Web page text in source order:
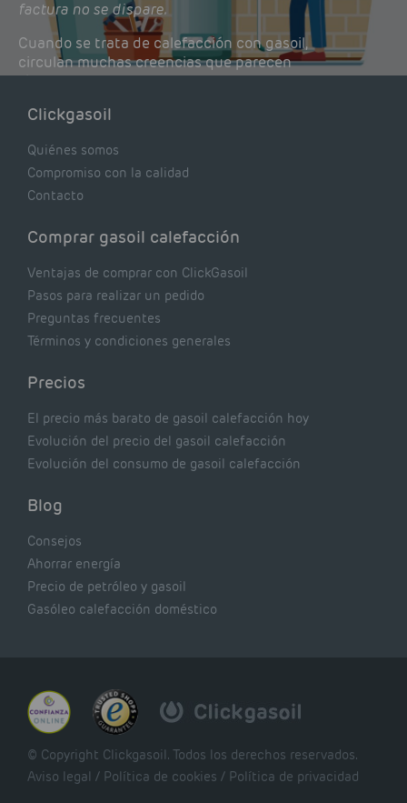
factura no se dispare.
Cuando se trata de calefacción con gasoil,
circulan muchas creencias que parecen
lógicas pero que, en realidad, pueden estar
de tu caldera. Pocas se contrastan con lo que
Clickgasoil
Quiénes somos
Compromiso con la calidad
Contacto
Comprar gasoil calefacción
Ventajas de comprar con ClickGasoil
Pasos para realizar un pedido
Preguntas frecuentes
Términos y condiciones generales
Precios
El precio más barato de gasoil calefacción hoy
Evolución del precio del gasoil calefacción
Evolución del consumo de gasoil calefacción
Blog
Consejos
Ahorrar energía
Precio de petróleo y gasoil
Gasóleo calefacción doméstico
© Copyright Clickgasoil. Todos los derechos reservados.
Aviso legal / Política de cookies / Política de privacidad